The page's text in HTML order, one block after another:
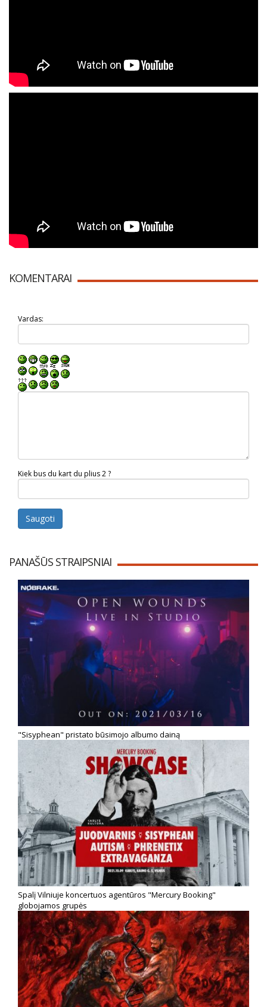
KOMENTARAI
Vardas:
Kiek bus du kart du plius 2 ?
Saugoti
PANAŠŪS STRAIPSNIAI
"Sisyphean" pristato būsimojo albumo dainą
Spalį Vilniuje koncertuos agentūros "Mercury Booking"
globojamos grupės